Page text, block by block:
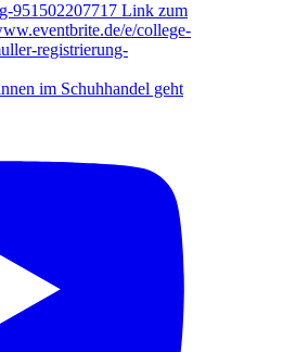
im Schuhhandel geht